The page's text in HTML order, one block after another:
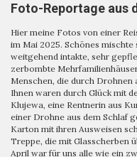
Foto-Reportage aus
Hier meine Fotos von einer
im Mai 2025. Schönes
weitgehend intakte, sehr
zerbombte
Menschen, die durch
Ihnen waren durch Glück mit
Klujewa, eine Rentnerin aus
einer Drohne aus dem Schlaf
Karton mit ihren Ausweisen
Treppe, die mit Glasscherben
April war für uns alle wie ein